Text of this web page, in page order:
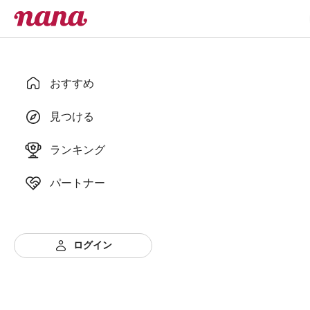
おすすめ
見つける
ランキング
パートナー
ログイン